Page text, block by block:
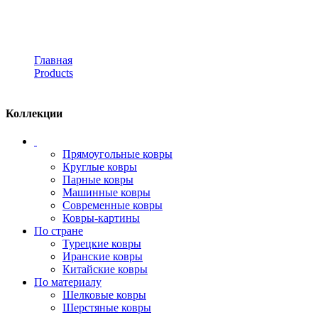
Главная
Products
Коллекции
Прямоугольные ковры
Круглые ковры
Парные ковры
Машинные ковры
Современные ковры
Ковры-картины
По стране
Турецкие ковры
Иранские ковры
Китайские ковры
По материалу
Шелковые ковры
Шерстяные ковры